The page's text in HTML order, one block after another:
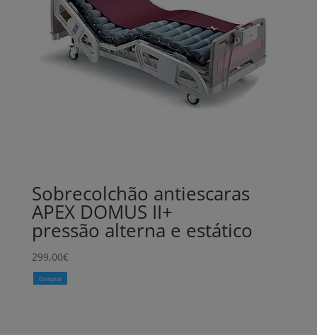
Sobrecolchão antiescaras
APEX DOMUS II+
pressão alterna e estático
299,00€
Comprar